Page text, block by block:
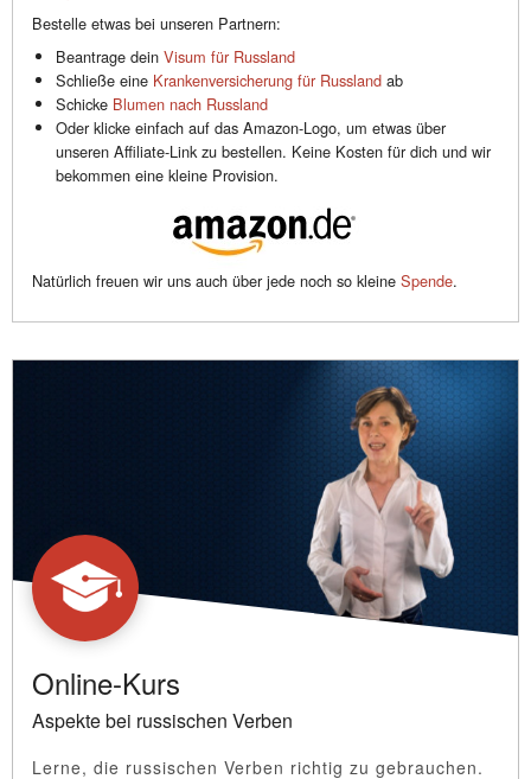
Bestelle etwas bei unseren Partnern:
Beantrage dein Visum für Russland
Schließe eine Krankenversicherung für Russland ab
Schicke Blumen nach Russland
Oder klicke einfach auf das Amazon-Logo, um etwas über
unseren Affiliate-Link zu bestellen. Keine Kosten für dich und wir
bekommen eine kleine Provision.
Natürlich freuen wir uns auch über jede noch so kleine Spende.
Online-Kurs
Aspekte bei russischen Verben
Lerne, die russischen Verben richtig zu gebrauchen.